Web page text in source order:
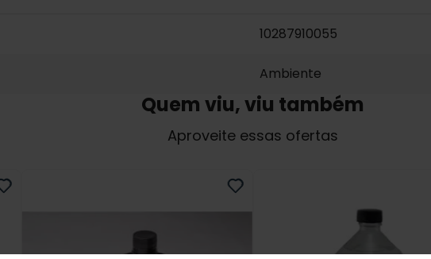
10287910055
Ambiente
Quem viu, viu também
Aproveite essas ofertas